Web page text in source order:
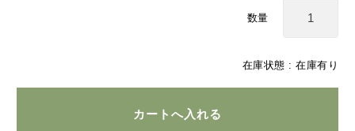
在庫状態 : 在庫有り
数量